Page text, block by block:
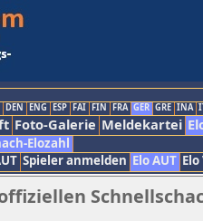
DEN ENG ESP FAI FIN FRA GER GRE INA
Foto-Galerie Meldekartei
Elozahl
Spieler anmelden Elo AUT